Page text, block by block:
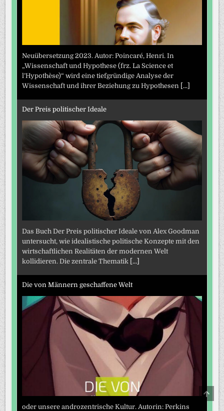
Neuübersetzung 2023. Autor: Poincaré, Henri. In
„Wissenschaft und Hypothese (frz. La Science et
l’Hypothèse)“ wird eine tiefgründige Analyse der
Wissenschaft und ihrer Beziehung zu Hypothesen [...]
Der Preis politischer Ideale
Das Buch Der Preis politischer Ideale von Alex Goodman
untersucht, wie idealistische politische Konzepte mit den
wirtschaftlichen Realitäten der modernen Welt
kollidieren. Die zentrale Thematik [...]
Die von Männern geschaffene Welt
oder unsere androzentrische Kultur. Autorin: Perkins
TO
TOP